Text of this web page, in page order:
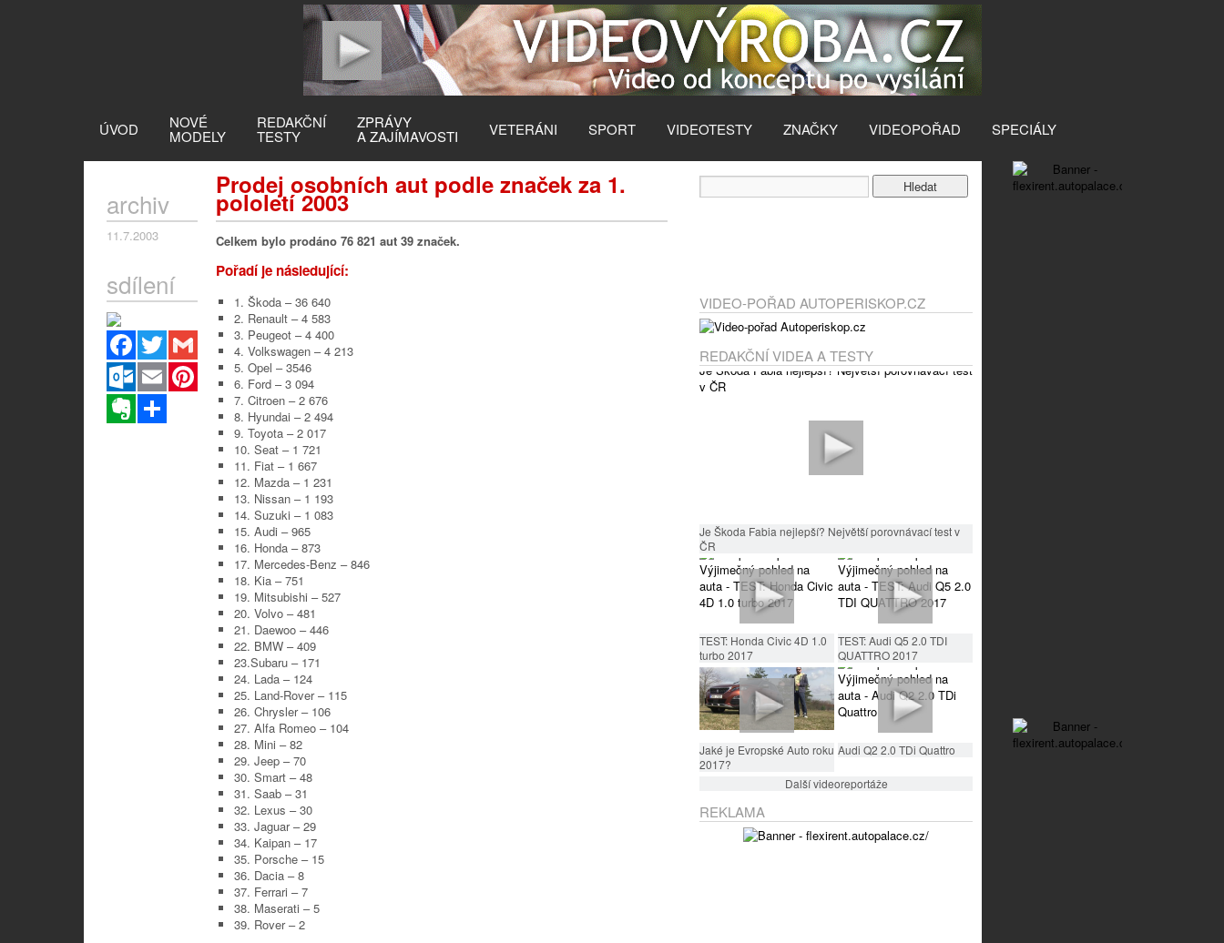
ÚVOD NOVÉ
MODELY
REDAKČNÍ
TESTY
ZPRÁVY
A ZAJÍMAVOSTI VETERÁNI SPORT VIDEOTESTY ZNAČKY VIDEOPOŘAD SPECIÁLY
Prodej osobních aut podle značek za 1.
pololetí 2003
archiv
11.7.2003
sdílení
Facebook
Twitter
Gmail
Outlook.com
Email
Pinterest
Evernote
Celkem bylo prodáno 76 821 aut 39 značek.
Pořadí je následující:
1. Škoda – 36 640
2. Renault – 4 583
3. Peugeot – 4 400
4. Volkswagen – 4 213
5. Opel – 3546
6. Ford – 3 094
7. Citroen – 2 676
8. Hyundai – 2 494
9. Toyota – 2 017
10. Seat – 1 721
11. Fiat – 1 667
12. Mazda – 1 231
13. Nissan – 1 193
14. Suzuki – 1 083
15. Audi – 965
16. Honda – 873
17. Mercedes-Benz – 846
18. Kia – 751
19. Mitsubishi – 527
20. Volvo – 481
21. Daewoo – 446
22. BMW – 409
23.Subaru – 171
24. Lada – 124
25. Land-Rover – 115
26. Chrysler – 106
27. Alfa Romeo – 104
28. Mini – 82
29. Jeep – 70
30. Smart – 48
31. Saab – 31
32. Lexus – 30
33. Jaguar – 29
34. Kaipan – 17
35. Porsche – 15
36. Dacia – 8
37. Ferrari – 7
38. Maserati – 5
39. Rover – 2
VIDEO-POŘAD AUTOPERISKOP.CZ
REDAKČNÍ VIDEA A TESTY
Je Škoda Fabia nejlepší? Největší porovnávací test v
ČR
TEST: Honda Civic 4D 1.0
turbo 2017
TEST: Audi Q5 2.0 TDI
QUATTRO 2017
Jaké je Evropské Auto roku
2017?
Audi Q2 2.0 TDi Quattro
Další videoreportáže
REKLAMA